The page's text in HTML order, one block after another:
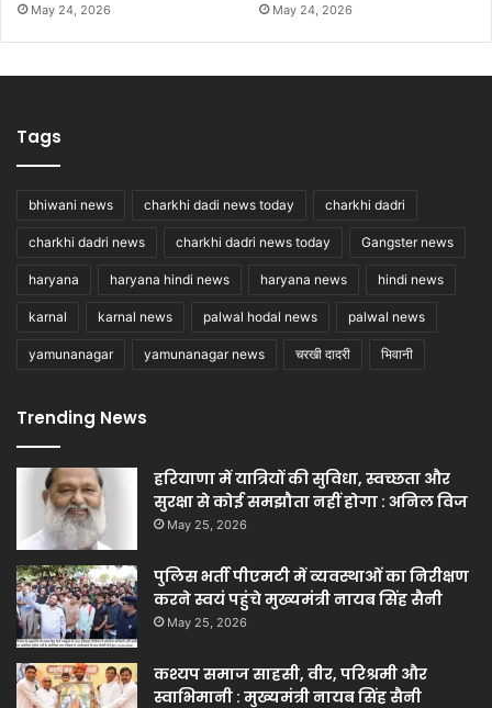
May 24, 2026 May 24, 2026
Tags
bhiwani news charkhi dadi news today charkhi dadri
charkhi dadri news charkhi dadri news today Gangster news
haryana haryana hindi news haryana news hindi news
karnal karnal news palwal hodal news palwal news
yamunanagar yamunanagar news चरखी दादरी भिवानी
Trending News
हरियाणा में यात्रियों की सुविधा, स्वच्छता और
सुरक्षा से कोई समझौता नहीं होगा : अनिल विज
May 25, 2026
पुलिस भर्ती पीएमटी में व्यवस्थाओं का निरीक्षण
करने स्वयं पहुंचे मुख्यमंत्री नायब सिंह सैनी
May 25, 2026
कश्यप समाज साहसी, वीर, परिश्रमी और
स्वाभिमानी : मुख्यमंत्री नायब सिंह सैनी